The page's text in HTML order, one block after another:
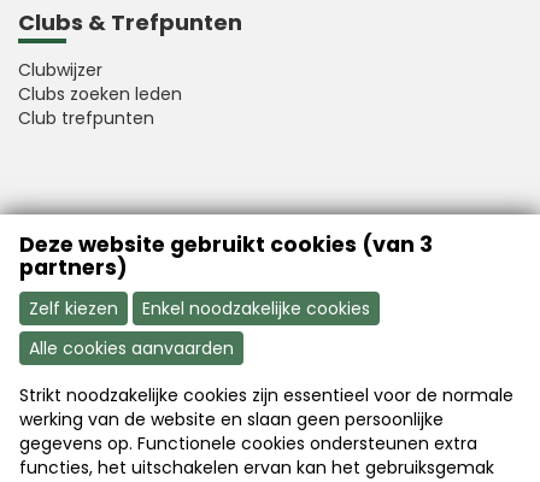
Clubs & Trefpunten
Clubwijzer
Clubs zoeken leden
Club trefpunten
VFB is a member of Better Finance
Aanmelden Word nu lid
Deze website gebruikt cookies (van 3
partners)
Zelf kiezen
Enkel noodzakelijke cookies
Alle cookies aanvaarden
Strikt noodzakelijke cookies zijn essentieel voor de normale
werking van de website en slaan geen persoonlijke
gegevens op. Functionele cookies ondersteunen extra
functies, het uitschakelen ervan kan het gebruiksgemak